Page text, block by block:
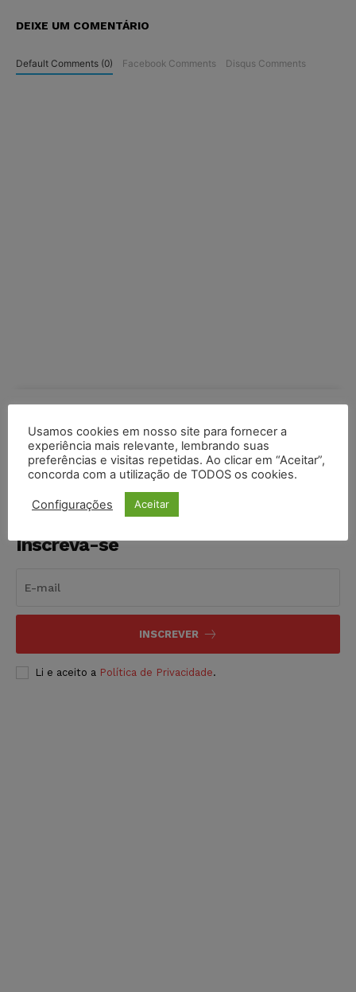
DEIXE UM COMENTÁRIO
Default Comments (0) Facebook Comments Disqus Comments
Inscreva-se
INSCREVER
Li e aceito a Política de Privacidade.
Usamos cookies em nosso site para fornecer a
experiência mais relevante, lembrando suas
preferências e visitas repetidas. Ao clicar em “Aceitar”,
concorda com a utilização de TODOS os cookies.
Configurações Aceitar